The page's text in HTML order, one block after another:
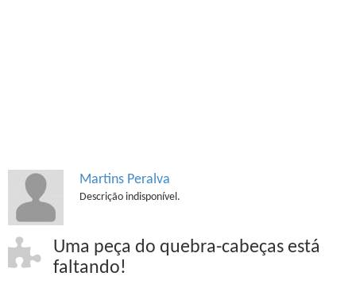
Martins Peralva
Descrição indisponível.
Uma peça do quebra-cabeças está
faltando!